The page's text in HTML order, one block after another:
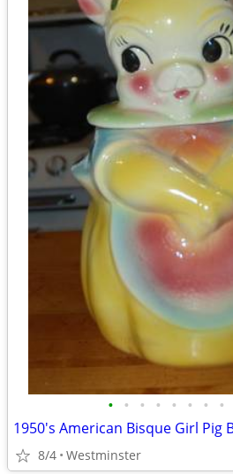
• • • • • • • •
8/4 Westminster